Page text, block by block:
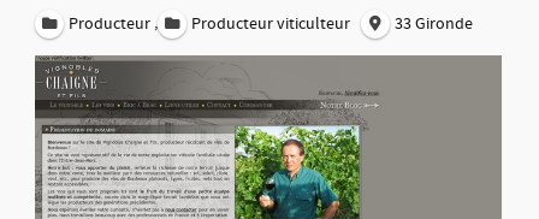
Producteur , Producteur viticulteur 33 Gironde